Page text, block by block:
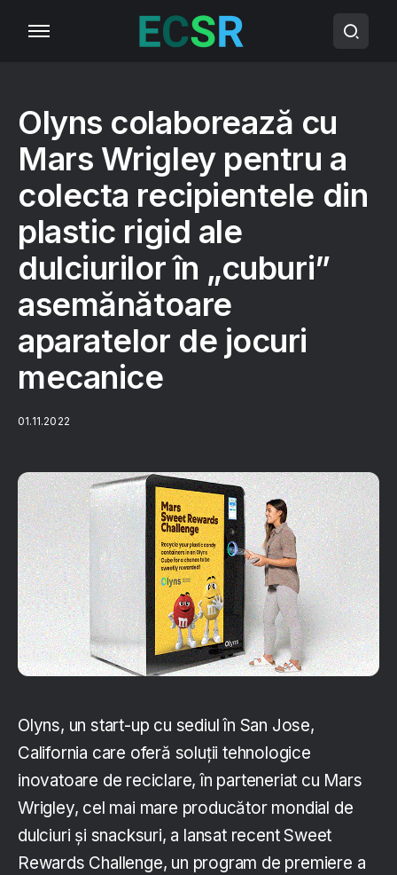
Olyns colaborează cu
Mars Wrigley pentru a
colecta recipientele din
plastic rigid ale
dulciurilor în „cuburi”
asemănătoare
aparatelor de jocuri
mecanice
01.11.2022
Olyns, un start-up cu sediul în San Jose,
California care oferă soluții tehnologice
inovatoare de reciclare, în parteneriat cu Mars
Wrigley, cel mai mare producător mondial de
dulciuri și snacksuri, a lansat recent Sweet
Rewards Challenge, un program de premiere a